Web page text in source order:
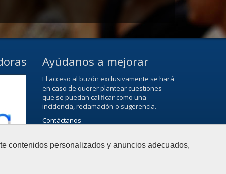
contenidos personalizados y anuncios adecuados,
Ayúdanos a mejorar
El acceso al buzón exclusivamente se hará
en caso de querer plantear cuestiones
que se puedan calificar como una
incidencia, reclamación o sugerencia.
Contáctanos